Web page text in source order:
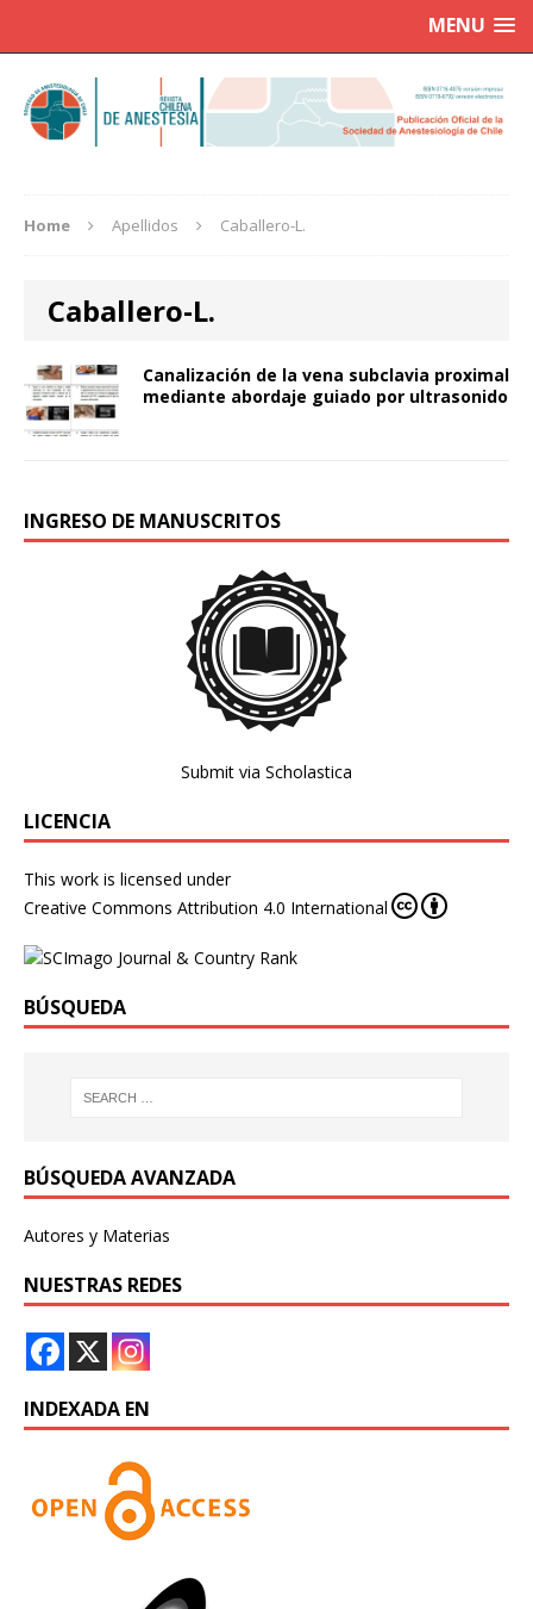
MENU
Home Apellidos Caballero-L.
Caballero-L.
Canalización de la vena subclavia proximal
mediante abordaje guiado por ultrasonido
INGRESO DE MANUSCRITOS
Submit via Scholastica
LICENCIA
This work is licensed under
Creative Commons Attribution 4.0 International
BÚSQUEDA
BÚSQUEDA AVANZADA
Autores y Materias
NUESTRAS REDES
INDEXADA EN